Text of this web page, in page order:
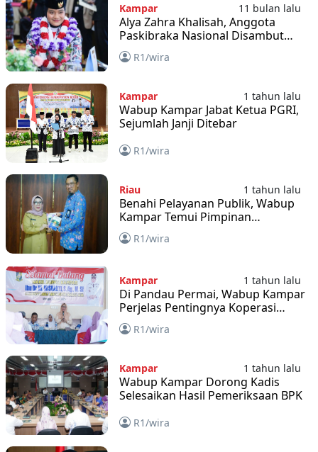
Kampar 11 bulan lalu
Alya Zahra Khalisah, Anggota
Paskibraka Nasional Disambut
Wabup Kampar
R1/wira
Kampar 1 tahun lalu
Wabup Kampar Jabat Ketua PGRI,
Sejumlah Janji Ditebar
R1/wira
Riau 1 tahun lalu
Benahi Pelayanan Publik, Wabup
Kampar Temui Pimpinan
Ombudsman
R1/wira
Kampar 1 tahun lalu
Di Pandau Permai, Wabup Kampar
Perjelas Pentingnya Koperasi
Merah Putih
R1/wira
Kampar 1 tahun lalu
Wabup Kampar Dorong Kadis
Selesaikan Hasil Pemeriksaan BPK
R1/wira